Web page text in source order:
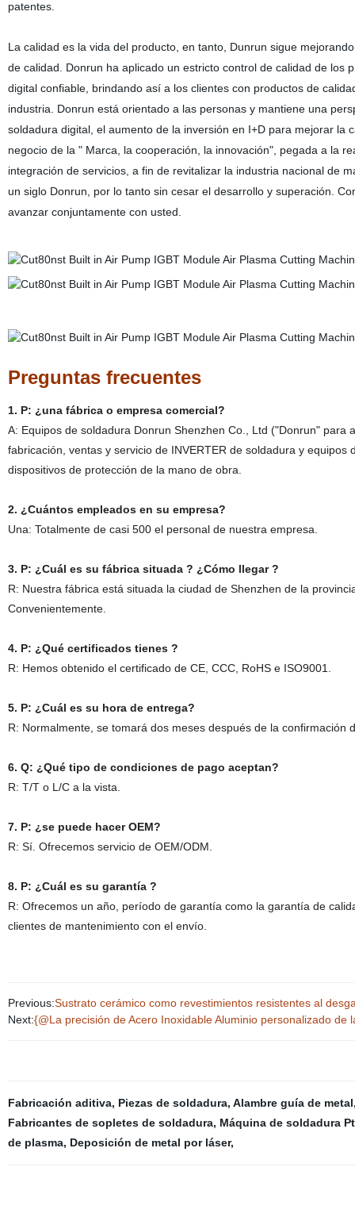
patentes.
La calidad es la vida del producto, en tanto, Dunrun sigue
de calidad. Donrun ha aplicado un estricto control de calidad de los
digital confiable, brindando así a los clientes con productos de
industria. Donrun está orientado a las personas y mantiene una
soldadura digital, el aumento de la inversión en I+D para mejorar
negocio de la "Marca, la cooperación, la innovación", pegada a la
integración de servicios, a fin de revitalizar la industria nacional de
un siglo Donrun, por lo tanto sin cesar el desarrollo y superación.
avanzar conjuntamente con usted.
Preguntas frecuentes
1. P: ¿una fábrica o empresa comercial?
A: Equipos de soldadura Donrun Shenzhen Co., Ltd ("Donrun"
fabricación, ventas y servicio de INVERTER de soldadura y
dispositivos de protección de la mano de obra.
2. ¿Cuántos empleados en su empresa?
Una: Totalmente de casi 500 el personal de nuestra empresa.
3. P: ¿Cuál es su fábrica situada ? ¿Cómo llegar ?
R: Nuestra fábrica está situada la ciudad de Shenzhen de la
Convenientemente.
4. P: ¿Qué certificados tienes ?
R: Hemos obtenido el certificado de CE, CCC, RoHS e ISO9001.
5. P: ¿Cuál es su hora de entrega?
R: Normalmente, se tomará dos meses después de la confirmación
6. Q: ¿Qué tipo de condiciones de pago aceptan?
R: T/T o L/C a la vista.
7. P: ¿se puede hacer OEM?
R: Sí. Ofrecemos servicio de OEM/ODM.
8. P: ¿Cuál es su garantía ?
R: Ofrecemos un año, período de garantía como la garantía de
clientes de mantenimiento con el envío.
Previous:Sustrato cerámico como revestimientos resistentes al
Next:{@La precisión de Acero Inoxidable Aluminio personalizado de
Fabricación aditiva, Piezas de soldadura, Alambre guía de metal
Fabricantes de sopletes de soldadura, Máquina de soldadura
de plasma, Deposición de metal por láser,